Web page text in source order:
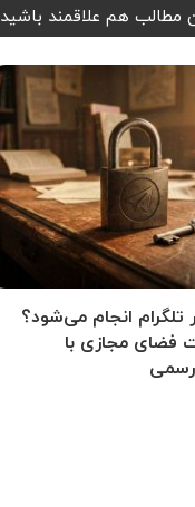
مطالب هم علاقمند باشید
تلگرام انجام می‌‌شود؟
فضای مجازی با